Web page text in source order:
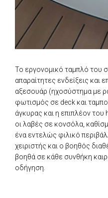
Το εργονομικό ταμπλό του
απαραίτητες ενδείξεις και
αξεσουάρ (ηχοσύστημα με
φωτισμός σε deck και
άγκυρας και η επιπλέον
οι λαβές σε κονσόλα,
ένα εντελώς φιλικό
χειριστής και ο βοηθός
βοηθά σε κάθε συνθήκη
οδήγηση.